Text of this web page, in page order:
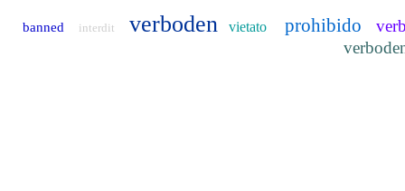
banned interdit verboden vietato prohibido